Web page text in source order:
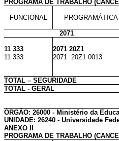
PROGRAMA DE TRABALHO
FUNCIONAL PROGRAMÁTICA
2071
11 333
2071 20Z1
11 333
2071 20Z1 0013
TOTAL – SEGURIDADE
TOTAL - GERAL
ÓRGÃO: 26000 - Ministério da
UNIDADE: 26240 - Universidade
ANEXO II
PROGRAMA DE TRABALHO